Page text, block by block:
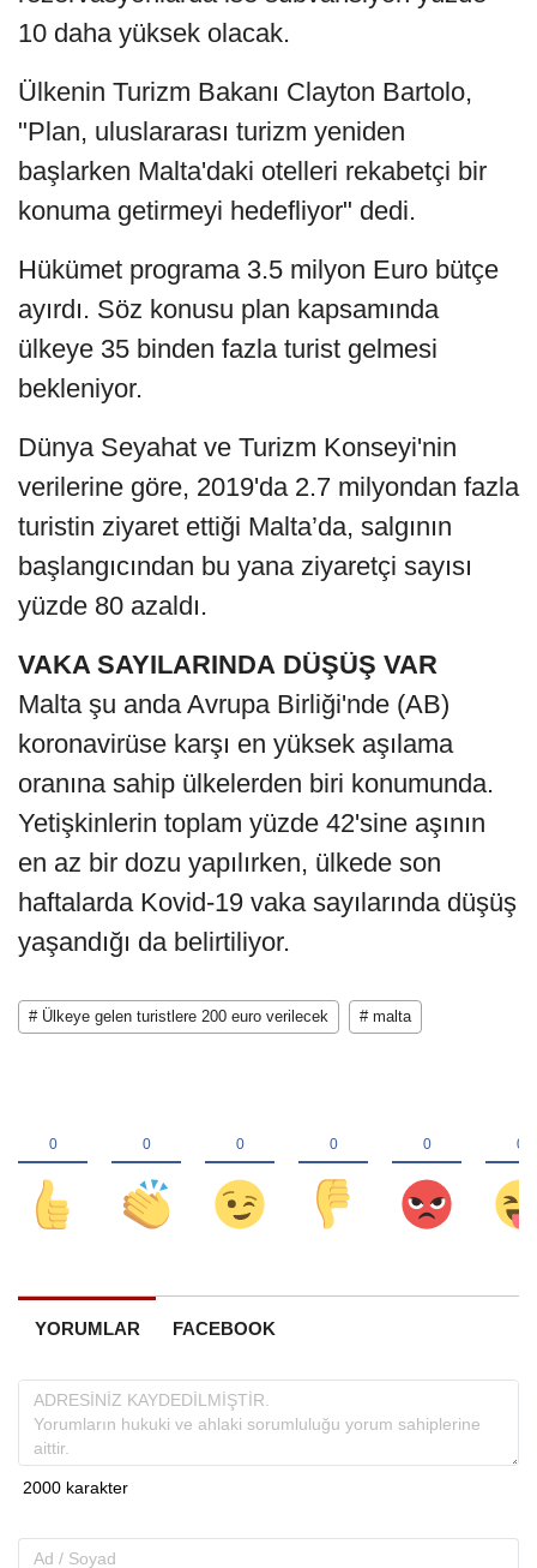
10 daha yüksek olacak.
Ülkenin Turizm Bakanı Clayton Bartolo,
"Plan, uluslararası turizm yeniden
başlarken Malta'daki otelleri rekabetçi bir
konuma getirmeyi hedefliyor" dedi.
Hükümet programa 3.5 milyon Euro bütçe
ayırdı. Söz konusu plan kapsamında
ülkeye 35 binden fazla turist gelmesi
bekleniyor.
Dünya Seyahat ve Turizm Konseyi'nin
verilerine göre, 2019'da 2.7 milyondan fazla
turistin ziyaret ettiği Malta’da, salgının
başlangıcından bu yana ziyaretçi sayısı
yüzde 80 azaldı.
VAKA SAYILARINDA DÜŞÜŞ VAR
Malta şu anda Avrupa Birliği'nde (AB)
koronavirüse karşı en yüksek aşılama
oranına sahip ülkelerden biri konumunda.
Yetişkinlerin toplam yüzde 42'sine aşının
en az bir dozu yapılırken, ülkede son
haftalarda Kovid-19 vaka sayılarında düşüş
yaşandığı da belirtiliyor.
# Ülkeye gelen turistlere 200 euro verilecek # malta
YORUMLAR FACEBOOK